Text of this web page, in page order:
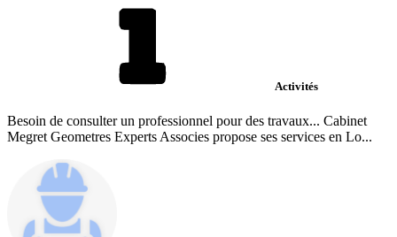
Activités
Besoin de consulter un professionnel pour des travaux... Cabinet
Megret Geometres Experts Associes propose ses services en Lo...